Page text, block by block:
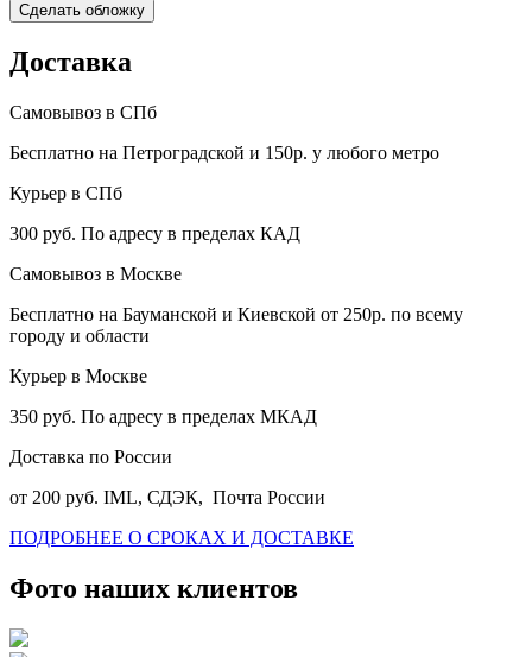
Сделать обложку
Доставка
Самовывоз в СПб
Бесплатно на Петроградской и 150р. у любого метро
Курьер в СПб
300 руб. По адресу в пределах КАД
Самовывоз в Москве
Бесплатно на Бауманской и Киевской от 250р. по всему
городу и области
Курьер в Москве
350 руб. По адресу в пределах МКАД
Доставка по России
от 200 руб. IML, СДЭК, Почта России
ПОДРОБНЕЕ О СРОКАХ И ДОСТАВКЕ
Фото наших клиентов